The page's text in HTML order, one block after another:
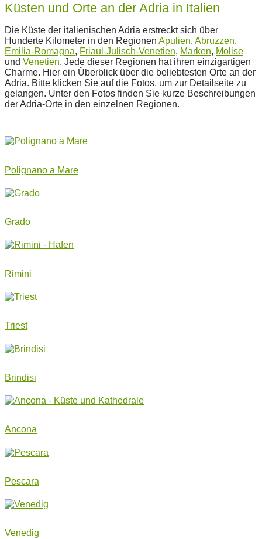
Küsten und Orte an der Adria in Italien
Die Küste der italienischen Adria erstreckt sich über
Hunderte Kilometer in den Regionen Apulien, Abruzzen,
Emilia-Romagna, Friaul-Julisch-Venetien, Marken, Molise
und Venetien. Jede dieser Regionen hat ihren einzigartigen
Charme. Hier ein Überblick über die beliebtesten Orte an der
Adria. Bitte klicken Sie auf die Fotos, um zur Detailseite zu
gelangen. Unter den Fotos finden Sie kurze Beschreibungen
der Adria-Orte in den einzelnen Regionen.
Polignano a Mare
Grado
Rimini
Triest
Brindisi
Ancona
Pescara
Venedig